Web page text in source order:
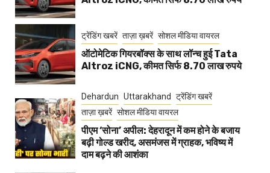
ट्रेंडिंग खबरें ताज़ा ख़बरें सोशल मीडिया वायरल
ऑटोमेटिक गियरबॉक्स के साथ लॉन्च हुई Tata
Altroz iCNG, कीमत सिर्फ 8.70 लाख रुपये
Dehardun Uttarakhand
ट्रेंडिंग खबरें
ताज़ा ख़बरें सोशल मीडिया वायरल
पीएम ‘सोना’ अपील: देहरादून में कम होने के बजाय
बढ़ी गोल्ड खरीद, असमंजस में ग्राहक, भविष्य में
दाम बढ़ने की आशंका